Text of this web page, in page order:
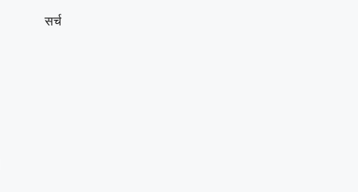
सर्च